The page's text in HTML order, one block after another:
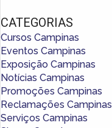
CATEGORIAS
Cursos Campinas
Eventos Campinas
Exposição Campinas
Notícias Campinas
Promoções Campinas
Reclamações Campinas
Serviços Campinas